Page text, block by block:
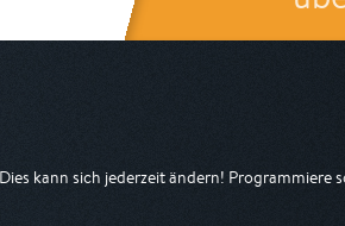
kann sich jederzeit ändern! Programmiere